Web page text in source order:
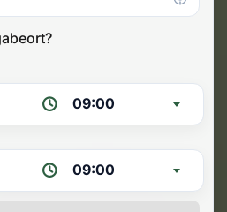
09:00
09:00